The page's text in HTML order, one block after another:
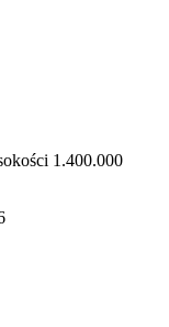
1.400.000